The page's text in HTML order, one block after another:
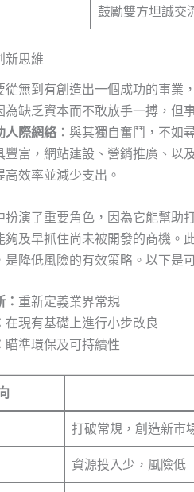
鼓勵雙方坦誠交
新思維
從無到有創造出一個成功的事業
為缺乏資本而不敢放手一搏，但
人際網絡：與其獨自奮鬥，不如
豐富，網站建設、營銷推廣、以
效率並減少支出。
扮演了重要角色，因為它能幫助
及早抓住尚未被開發的商機。
降低風險的有效策略。以下是
重新定義業界常規
在現有基礎上進行小步改良
瞄準環保及可持續性
打破常規，創造新市
資源投入少，風險低